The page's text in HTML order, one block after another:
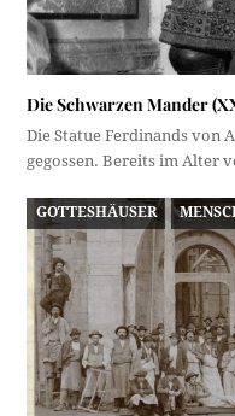
Die Schwarzen Mander
Die Statue Ferdinands von
gegossen. Bereits im Alter
GOTTESHÄUSER